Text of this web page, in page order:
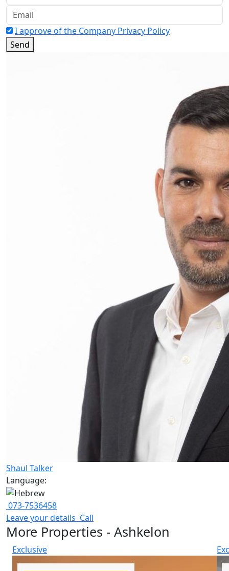
I approve of the Company Privacy Policy
Send
Shaul Talker
Language:
073-7536458
Leave your details Call
More Properties - Ashkelon
Exclusive